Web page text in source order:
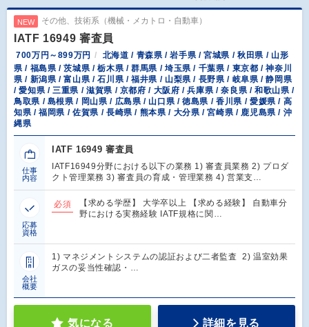
NEW その他、技術系（機械・メカトロ・自動車）
IATF 16949 審査員
700万円～899万円
北海道 / 青森県 / 岩手県 / 宮城県 / 秋田県 / 山形
県 / 福島県 / 茨城県 / 栃木県 / 群馬県 / 埼玉県 / 千葉県 / 東京都 / 神奈川
県 / 新潟県 / 富山県 / 石川県 / 福井県 / 山梨県 / 長野県 / 岐阜県 / 静岡県
/ 愛知県 / 三重県 / 滋賀県 / 京都府 / 大阪府 / 兵庫県 / 奈良県 / 和歌山県 /
鳥取県 / 島根県 / 岡山県 / 広島県 / 山口県 / 徳島県 / 香川県 / 愛媛県 / 高
知県 / 福岡県 / 佐賀県 / 長崎県 / 熊本県 / 大分県 / 宮崎県 / 鹿児島県 / 沖
縄県
仕事
内容
IATF 16949 審査員
IATF16949分野における以下の業務 1) 審査員業務 2) プロダ
クト管理業務 3) 審査員の育成・管理業務 4) 営業支…
応募
資格
必須
【求める学歴】 大学卒以上 【求める経験】 自動車分
野における実務経験 IATF規格に関…
会社
概要
1) マネジメントシステムの認証および二者監査 2) 温室効果
ガスの妥当性確認・…
気になる 詳細を見る